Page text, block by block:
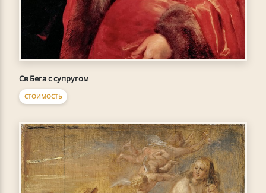
Св Бега с супругом
СТОИМОСТЬ